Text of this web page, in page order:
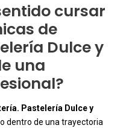
cursar
de
Dulce y
una
Pastelería Dulce y
dentro de una trayectoria